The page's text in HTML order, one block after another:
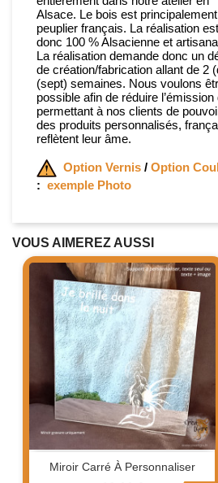
Alsace. Le bois est
peuplier français. La réalisation est
donc 100 % Alsacienne et
La réalisation demande donc un
de création/fabrication allant de 2
(sept) semaines. Nous voulons
possible afin de réduire
permettant à nos clients de
des produits personnalisés,
reflètent leur âme.
Option Vernis / Option
: exemple Photo
VOUS AIMEREZ AUSSI
Miroir Carré À Personnaliser